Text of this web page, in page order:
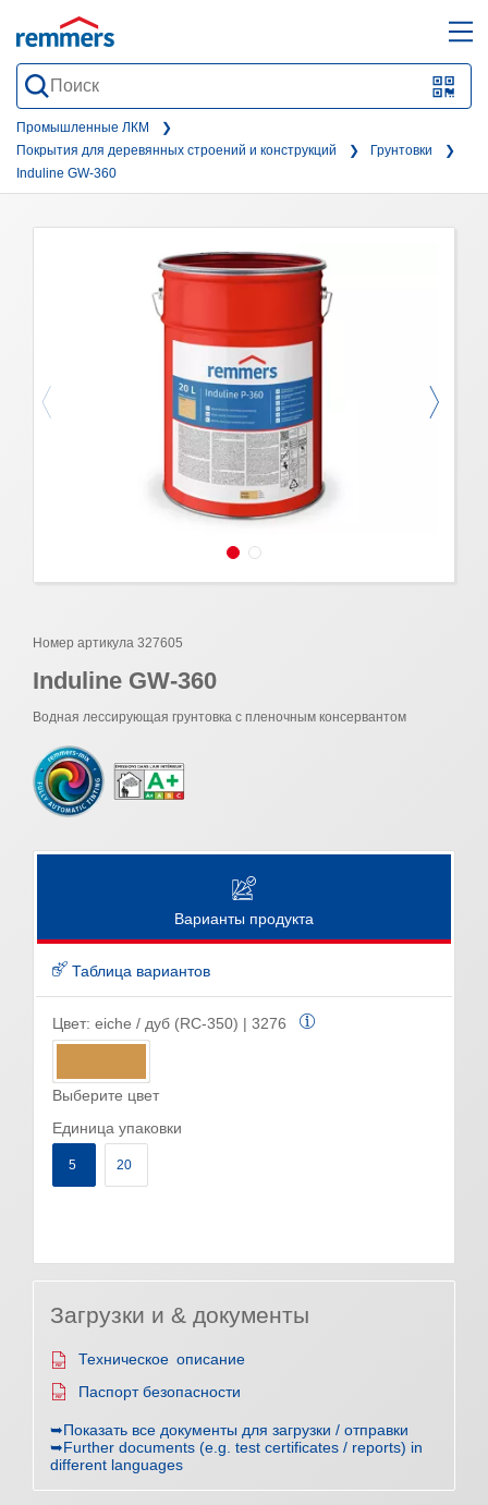
QR-
oder
form
Промышленные ЛКМ
Покрытия для деревянных строений и конструкций
Грунтовки
Induline GW-360
Номер артикула 327605
Induline GW-360
Водная лессирующая грунтовка с пленочным консервантом
Варианты продукта
Таблица вариантов
Цвет: eiche / дуб (RC-350) | 3276
Выберите цвет
Единица упаковки
5 20
Загрузки и & документы
Техническое описание
Паспорт безопасности
➥Показать все документы для загрузки / отправки
➥Further documents (e.g. test certificates / reports) in
different languages